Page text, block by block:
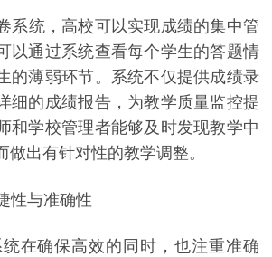
统，高校可以实现成绩的集中管
以通过系统查看每个学生的答题情
的薄弱环节。系统不仅提供成绩录
细的成绩报告，为教学质量监控提
和学校管理者能够及时发现教学中
做出有针对性的教学调整。
与准确性
确保高效的同时，也注重准确